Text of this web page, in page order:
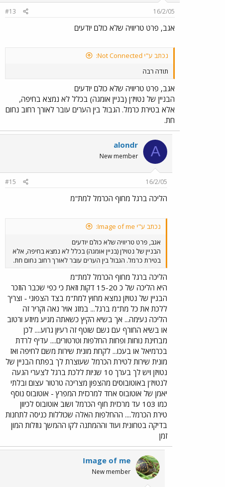
16/2/05
#13
אגב, פרט טריוויה שלא כולם יודעים
נכתב ע"י Not Connected:
תודה רבה
אגב, פרט טריוויה שלא כולם יודעים
הבניין של נטויז'ן (בניין אומגה) בכלל לא נמצא בחיפה,
אלא בטירת כרמל. הגבול בין הערים עובר לאורך רחוב נחום
חת.
A
alondr
New member
16/2/05
#15
הליכה ברגל מחוף הכרמל למת"מ
נכתב ע"י Image of me:
אגב, פרט טריוויה שלא כולם יודעים
הבניין של נטויז'ן (בניין אומגה) בכלל לא נמצא בחיפה, אלא
בטירת כרמל. הגבול בין הערים עובר לאורך רחוב נחום חת.
הליכה ברגל מחוף הכרמל למת"מ
היא הליכה של כ 15-20 דקות וזאת כי כפי שכבר הוזכר
הבניין של נטויזן נמצא מחוץ למת"מ בצד הצפוני - וצריך
ללכת את כל מת"מ ברגל... במזג אויר נאה וקריר זה
הליכה נעימה... אך בשיא הקיץ כשאתה מגיע מיוזע ורטוב
או בשיא החורף עם גשם שוטף זה רעיון גרוע.... לכן
מבחינת נוחות ופחות החלפות וטרטורים.... עדיף לרדת
בכרמיאל או בעכו... לקחת מונית שירות משם לחיפה ואז
מונית שירות לטירת הכרמל שעוצרת לך בפתח הבניין של
נטויזן ויש לך בערך 10 שניות ללכת ברגל לצערי הגעה
לנטויז'ן באוטובוסים מהצפון מצריכה טרטור עצום ובלתי
יאמן של אוטובוס אחד למרכזית המפרץ - אוטובוס נוסף
כמו 103 עד מרכזית חוף הכרמל ושוב אוטובוס לכיוון
טירת הכרמל.... ההחלפות האלה שכוללות כניסה לתחנות
בדיקה בטחונית ועוד וההמתנה לקו ההמשך גוזלות המון
זמן
Image of me
New member